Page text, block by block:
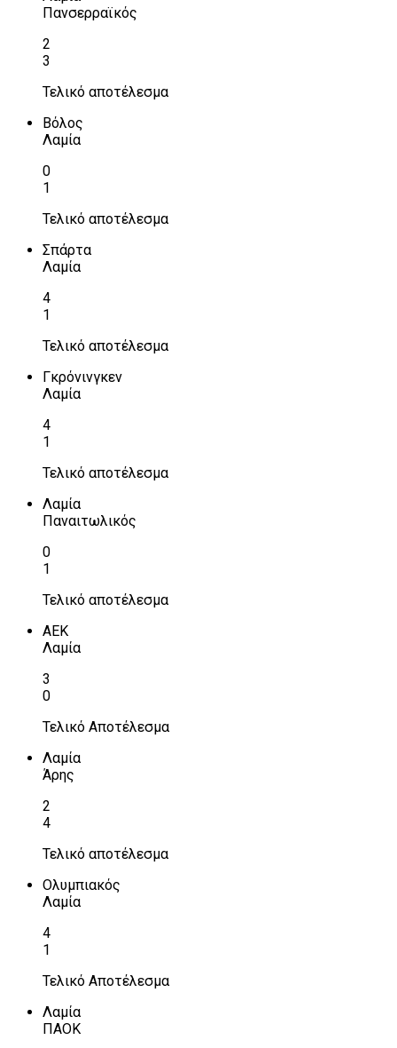
Πανσερραϊκός
2
3
Τελικό αποτέλεσμα
Βόλος
Λαμία
0
1
Τελικό αποτέλεσμα
Σπάρτα
Λαμία
4
1
Τελικό αποτέλεσμα
Γκρόνινγκεν
Λαμία
4
1
Τελικό αποτέλεσμα
Λαμία
Παναιτωλικός
0
1
Τελικό αποτέλεσμα
ΑΕΚ
Λαμία
3
0
Τελικό Αποτέλεσμα
Λαμία
Άρης
2
4
Τελικό αποτέλεσμα
Ολυμπιακός
Λαμία
4
1
Τελικό Αποτέλεσμα
Λαμία
ΠΑΟΚ